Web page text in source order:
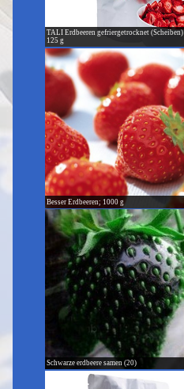
TALI Erdbeeren gefriergetrocknet (Scheiben)
125 g
Besser Erdbeeren; 1000 g
Schwarze erdbeere samen (20)